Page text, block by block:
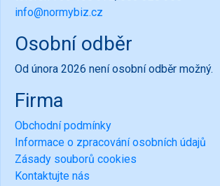
info@normybiz.cz
Osobní odběr
Od února 2026 není osobní odběr možný.
Firma
Obchodní podmínky
Informace o zpracování osobních údajů
Zásady souborů cookies
Kontaktujte nás